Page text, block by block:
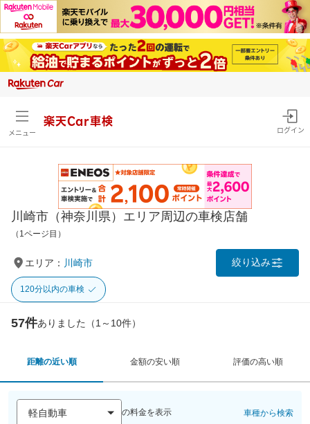
メニュー
楽天Car車検
ログイン
川崎市（神奈川県）エリア周辺の車検店舗
（1ページ目）
エリア： 川崎市 絞り込み
120分以内の車検
57件ありました（1～10件）
距離の近い順 金額の安い順 評価の高い順
の料金を表示 車種から検索